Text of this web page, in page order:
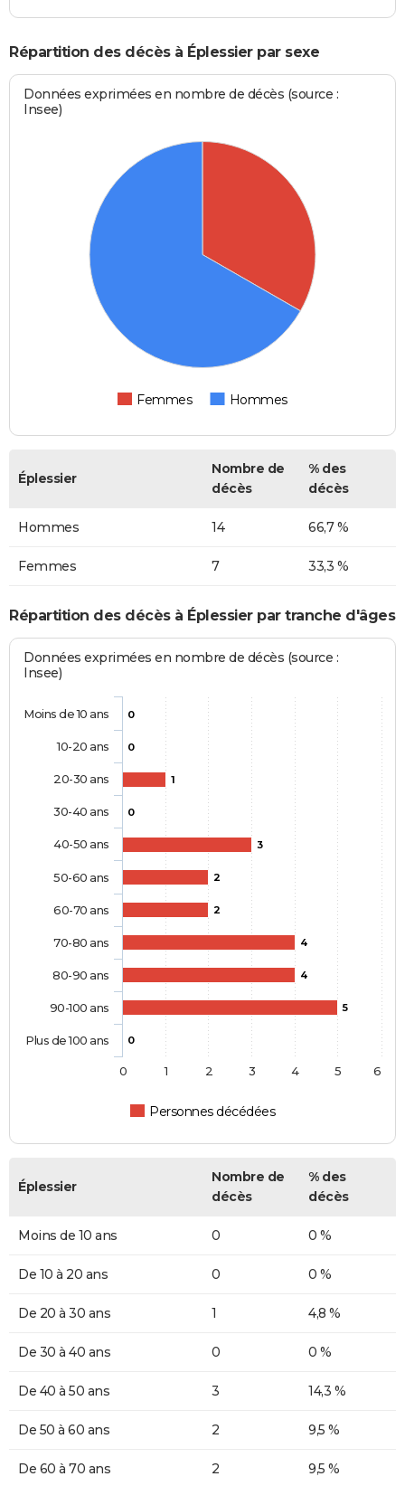
Répartition des décès à Éplessier par sexe
Données exprimées en nombre de décès (source :
Insee)
Femmes Hommes
Éplessier
Nombre de
décès
% des
décès
Hommes 14 66,7 %
Femmes 7 33,3 %
Répartition des décès à Éplessier par tranche d'âges
Données exprimées en nombre de décès (source :
Insee)
0
0
1
0
3
2
2
4
4
5
0
Personnes décédées
Moins de 10 ans
10-20 ans
20-30 ans
30-40 ans
40-50 ans
50-60 ans
60-70 ans
70-80 ans
80-90 ans
90-100 ans
Plus de 100 ans
0 1 2 3 4 5 6
Éplessier
Nombre de
décès
% des
décès
Moins de 10 ans 0 0 %
De 10 à 20 ans 0 0 %
De 20 à 30 ans 1 4,8 %
De 30 à 40 ans 0 0 %
De 40 à 50 ans 3 14,3 %
De 50 à 60 ans 2 9,5 %
De 60 à 70 ans 2 9,5 %